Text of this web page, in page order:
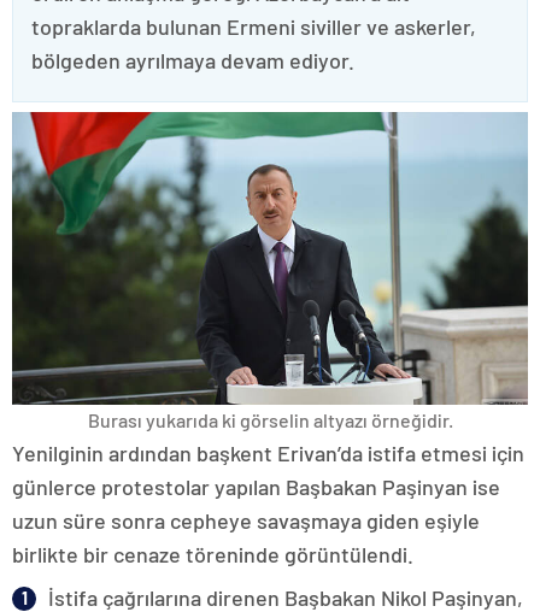
topraklarda bulunan Ermeni siviller ve askerler,
bölgeden ayrılmaya devam ediyor.
Burası yukarıda ki görselin altyazı örneğidir.
Yenilginin ardından başkent Erivan’da istifa etmesi için
günlerce protestolar yapılan Başbakan Paşinyan ise
uzun süre sonra cepheye savaşmaya giden eşiyle
birlikte bir cenaze töreninde görüntülendi.
İstifa çağrılarına direnen Başbakan Nikol Paşinyan,